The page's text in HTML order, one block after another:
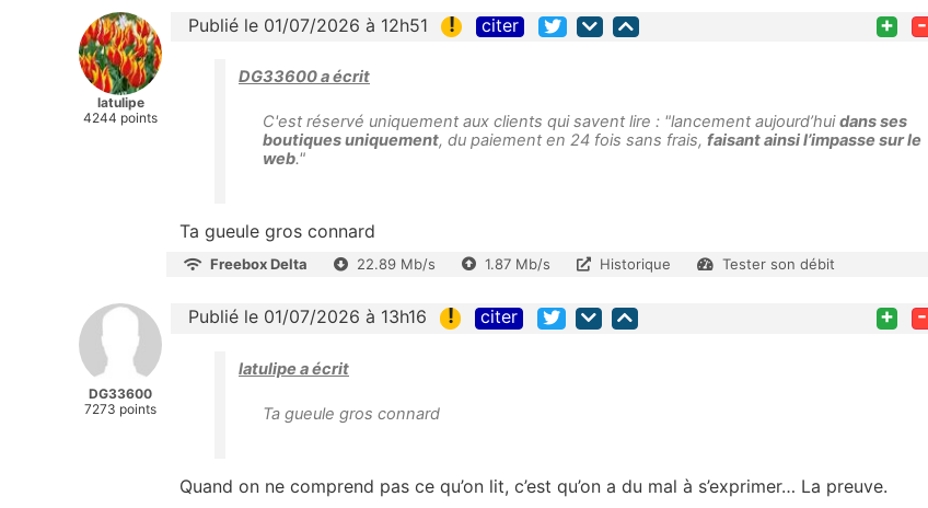
latulipe
4244 points
Publié le 01/07/2026 à 12h51 ! citer + -
DG33600 a écrit
C'est réservé uniquement aux clients qui savent lire : "lancement aujourd’huidans ses
boutiques uniquement, du paiement en 24 fois sans frais, faisant ainsi l’impasse sur le
web."
Ta gueule gros connard
Freebox Delta 22.89 Mb/s 1.87 Mb/s Historique Tester son débit
DG33600
7273 points
Publié le 01/07/2026 à 13h16 ! citer + -
latulipe a écrit
Ta gueule gros connard
Quand on ne comprend pas ce qu’on lit, c’est qu’on a du mal à s’exprimer… La preuve.